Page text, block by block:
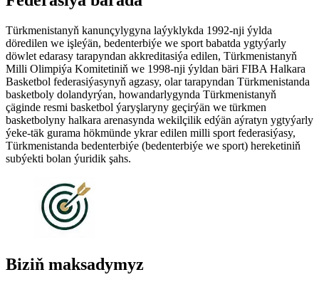
Türkmenistanyň kanunçylygyna laýyklykda 1992-nji ýylda
döredilen we işleýän, bedenterbiýe we sport babatda ygtyýarly
döwlet edarasy tarapyndan akkreditasiýa edilen, Türkmenistanyň
Milli Olimpiýa Komitetiniň we 1998-nji ýyldan bäri FIBA Halkara
Basketbol federasiýasynyň agzasy, olar tarapyndan Türkmenistanda
basketboly dolandyrýan, howandarlygynda Türkmenistanyň
çäginde resmi basketbol ýaryşlaryny geçirýän we türkmen
basketbolyny halkara arenasynda wekilçilik edýän aýratyn ygtyýarly
ýeke-täk gurama hökmünde ykrar edilen milli sport federasiýasy,
Türkmenistanda bedenterbiýe (bedenterbiýe we sport) hereketiniň
subýekti bolan ýuridik şahs.
Biziň maksadymyz